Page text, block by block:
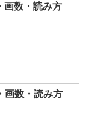
画数・読み方
画数・読み方